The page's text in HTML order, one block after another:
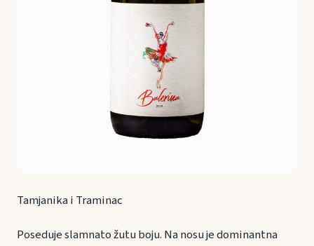
Tamjanika i Traminac
Poseduje slamnato žutu boju. Na nosu je dominantna